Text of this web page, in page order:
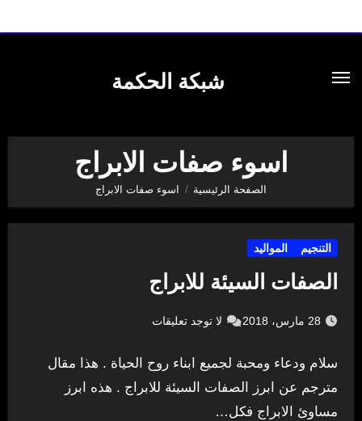
شبكة الحكمة
اسوء صفات الابراج
الصفحة الرئيسية اسوء صفات الابراج
التنجيم المواليد
الصفات السيئة للابراج
28 مارس، 2018 لا توجد تعليقات
سلام ودعاء ومحبة لجميع ابناء روح الحياة . هذا مقال
مترجم عن ابرز الصفات السيئة للابراج . هذه ابرز
مساوئ الابراج فكل…